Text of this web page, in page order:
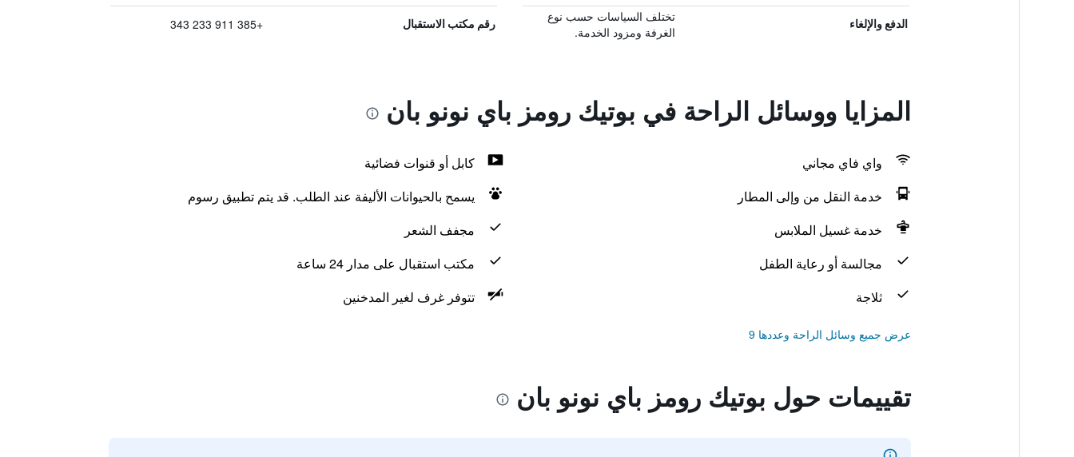
الدفع والإلغاء
تختلف السياسات حسب نوع
الغرفة ومزود الخدمة.
رقم مكتب الاستقبال +385 911 233 343
المزايا ووسائل الراحة في بوتيك رومز باي نونو بان
واي فاي مجاني
كابل أو قنوات فضائية
خدمة النقل من وإلى المطار
يسمح بالحيوانات الأليفة عند الطلب. قد يتم تطبيق رسوم
خدمة غسيل الملابس
مجفف الشعر
مجالسة أو رعاية الطفل
مكتب استقبال على مدار 24 ساعة
ثلاجة
تتوفر غرف لغير المدخنين
عرض جميع وسائل الراحة وعددها 9
تقييمات حول بوتيك رومز باي نونو بان